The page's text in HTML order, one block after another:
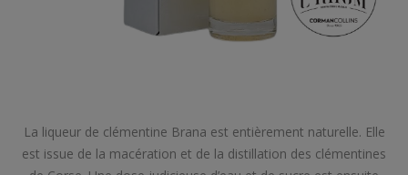
La liqueur de clémentine Brana est entièrement naturelle. Elle
est issue de la macération et de la distillation des clémentines